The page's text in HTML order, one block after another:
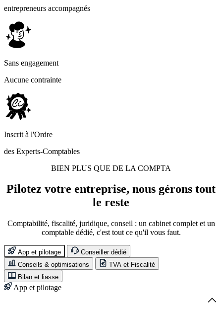
entrepreneurs accompagnés
Sans engagement
Aucune contrainte
Inscrit à l'Ordre
des Experts-Comptables
BIEN PLUS QUE DE LA COMPTA
Pilotez votre entreprise, nous gérons tout
le reste
Comptabilité, fiscalité, juridique, conseil : un cabinet complet et un
comptable dédié, c'est tout ce qu'il vous faut.
App et pilotage
Conseiller dédié
Conseils & optimisations
TVA et Fiscalité
Bilan et liasse
App et pilotage